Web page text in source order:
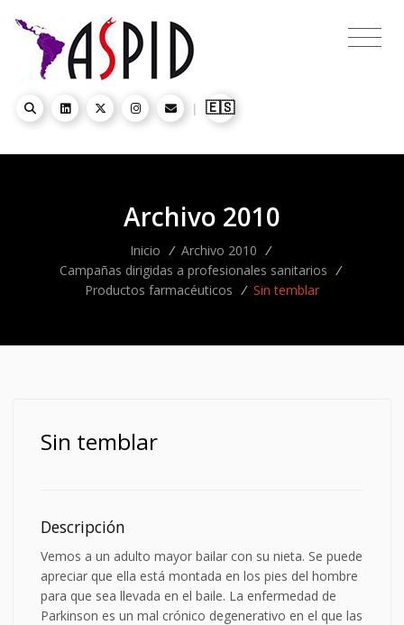
| 🇪🇸
Archivo 2010
Inicio / Archivo 2010 /
Campañas dirigidas a profesionales sanitarios /
Productos farmacéuticos / Sin temblar
Sin temblar
Descripción
Vemos a un adulto mayor bailar con su nieta. Se puede
apreciar que ella está montada en los pies del hombre
para que sea llevada en el baile. La enfermedad de
Parkinson es un mal crónico degenerativo en el que las